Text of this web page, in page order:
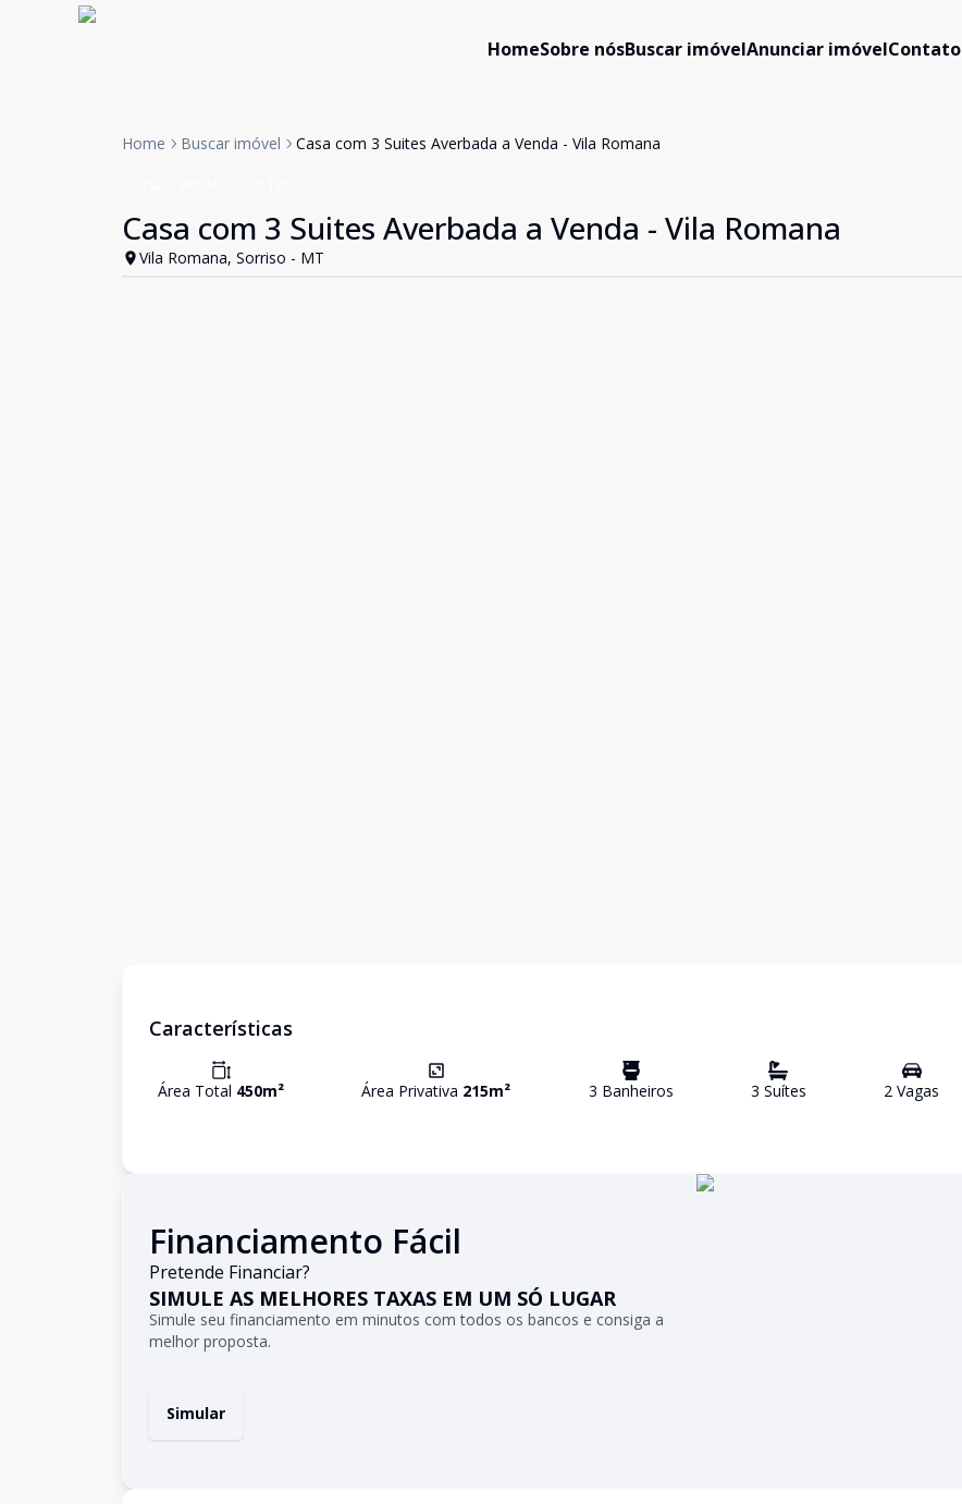
HomeSobre nósBuscar imóvelAnunciar imóvelContato
Home Buscar imóvel Casa com 3 Suites Averbada a Venda - Vila Romana
Casa com 3 Suites Averbada a Venda - Vila Romana
Vila Romana, Sorriso - MT
Características
Área Total 450m² Área Privativa 215m² 3 Banheiros 3 Suítes 2 Vagas
Financiamento Fácil
Pretende Financiar?
SIMULE AS MELHORES TAXAS EM UM SÓ LUGAR
Simule seu financiamento em minutos com todos os bancos e consiga a
melhor proposta.
Simular